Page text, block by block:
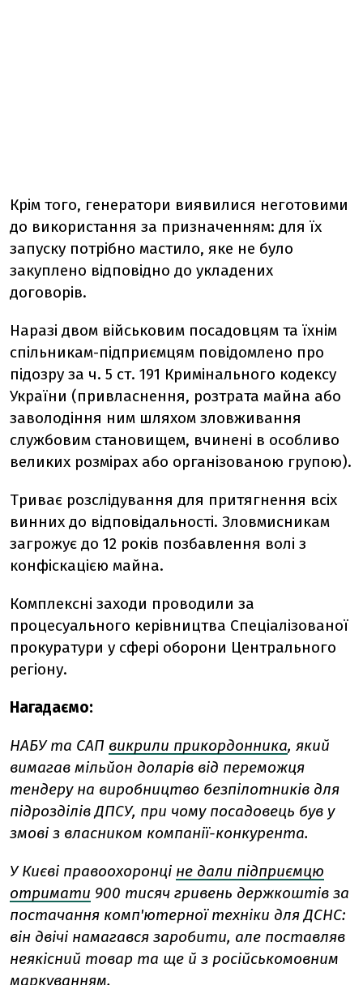
Крім того, генератори виявилися неготовими
до використання за призначенням: для їх
запуску потрібно мастило, яке не було
закуплено відповідно до укладених
договорів.
Наразі двом військовим посадовцям та їхнім
спільникам-підприємцям повідомлено про
підозру за ч. 5 ст. 191 Кримінального кодексу
України (привласнення, розтрата майна або
заволодіння ним шляхом зловживання
службовим становищем, вчинені в особливо
великих розмірах або організованою групою).
Триває розслідування для притягнення всіх
винних до відповідальності. Зловмисникам
загрожує до 12 років позбавлення волі з
конфіскацією майна.
Комплексні заходи проводили за
процесуального керівництва Спеціалізованої
прокуратури у сфері оборони Центрального
регіону.
Нагадаємо:
НАБУ та САП викрили прикордонника, який
вимагав мільйон доларів від переможця
тендеру на виробництво безпілотників для
підрозділів ДПСУ, при чому посадовець був у
змові з власником компанії-конкурента.
У Києві правоохоронці не дали підприємцю
отримати 900 тисяч гривень держкоштів за
постачання комп'ютерної техніки для ДСНС:
він двічі намагався заробити, але поставляв
неякісний товар та ще й з російськомовним
маркуванням.